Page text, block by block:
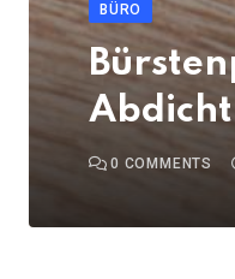
BÜRO
0 COMMENTS